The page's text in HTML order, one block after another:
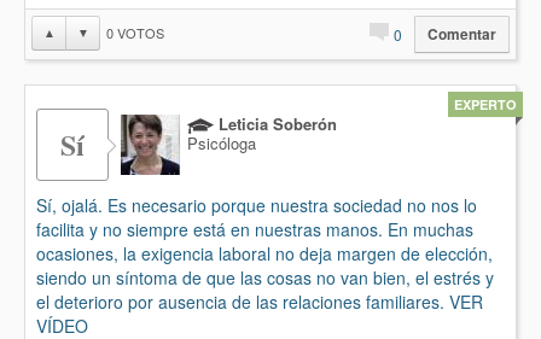
▲ ▼ 0VOTOS 0 Comentar
Sí
Leticia Soberón
Psicóloga
Sí, ojalá. Es necesario porque nuestra sociedad no nos lo
facilita y no siempre está en nuestras manos. En muchas
ocasiones, la exigencia laboral no deja margen de elección,
siendo un síntoma de que las cosas no van bien, el estrés y
el deterioro por ausencia de las relaciones familiares. VER
VÍDEO
EXPERTO